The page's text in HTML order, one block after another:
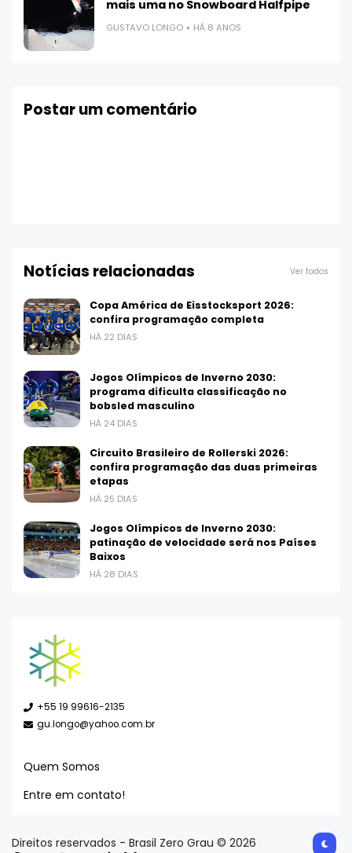
mais uma no Snowboard Halfpipe
GUSTAVO LONGO HÁ 8 ANOS
Postar um comentário
Notícias relacionadas Ver todos
Copa América de Eisstocksport 2026:
confira programação completa
HÁ 22 DIAS
Jogos Olímpicos de Inverno 2030:
programa dificulta classificação no
bobsled masculino
HÁ 24 DIAS
Circuito Brasileiro de Rollerski 2026:
confira programação das duas primeiras
etapas
HÁ 25 DIAS
Jogos Olímpicos de Inverno 2030:
patinação de velocidade será nos Países
Baixos
HÁ 28 DIAS
+55 19 99616-2135
gu.longo@yahoo.com.br
Quem Somos
Entre em contato!
Direitos reservados - Brasil Zero Grau © 2026